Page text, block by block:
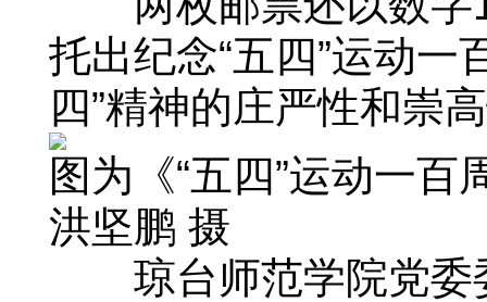
托出纪念“五四”运动一
四”精神的庄严性和崇
图为《“五四”运动一
洪坚鹏 摄
琼台师范学院党委